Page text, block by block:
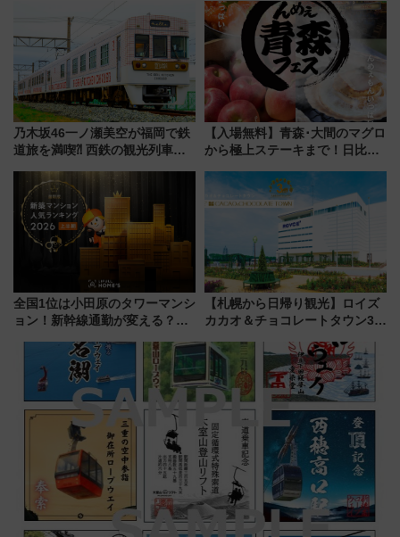
「新・鉄道ひとり旅」279回目
の舞台は「島原鉄道」
は2026年で引退
乃木坂46一ノ瀬美空が福岡で鉄
道旅を満喫⁈ 西鉄の観光列車
CHIKUGO」で巡る福岡･太宰
府･柳川の旅！YouTubeが公開
に
【入場無料】青森･大間のマグロ
から極上ステーキまで！日比谷
人気フードフェス「肉祭」が同
時開催に！
全国1位は小田原のタワーマンシ
ョン！新幹線通勤が変える？
【新築マンション人気ランキン
【札幌から日帰り観光】ロイズ
カカオ＆チョコレートタウン3周
詰め放題を開催、ロイズタウン
駅からのアクセスも